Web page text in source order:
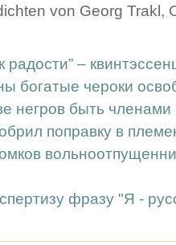
von Georg Trakl,
радости” –
богатые чероки
негров быть
поправку в
фразу "Я -